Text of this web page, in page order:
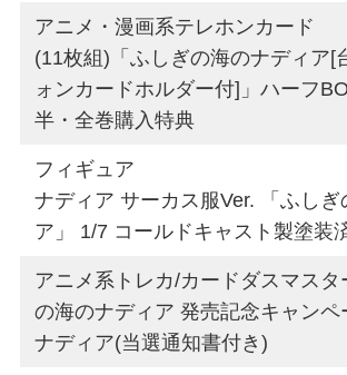
アニメ・漫画系テレホンカード
(11枚組)「ふしぎの海のナディア[
ォンカードホルダー付]」ハーフ
半・全巻購入特典
フィギュア
ナディア サーカス服Ver. 「ふしぎ
ア」 1/7 コールドキャスト製塗装
アニメ系トレカ/カードダスマスタ
の海のナディア 発売記念キャンペ
ナディア(当選通知書付き)